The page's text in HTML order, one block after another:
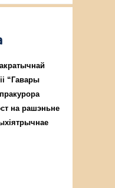
“Гавары
на рашэньне